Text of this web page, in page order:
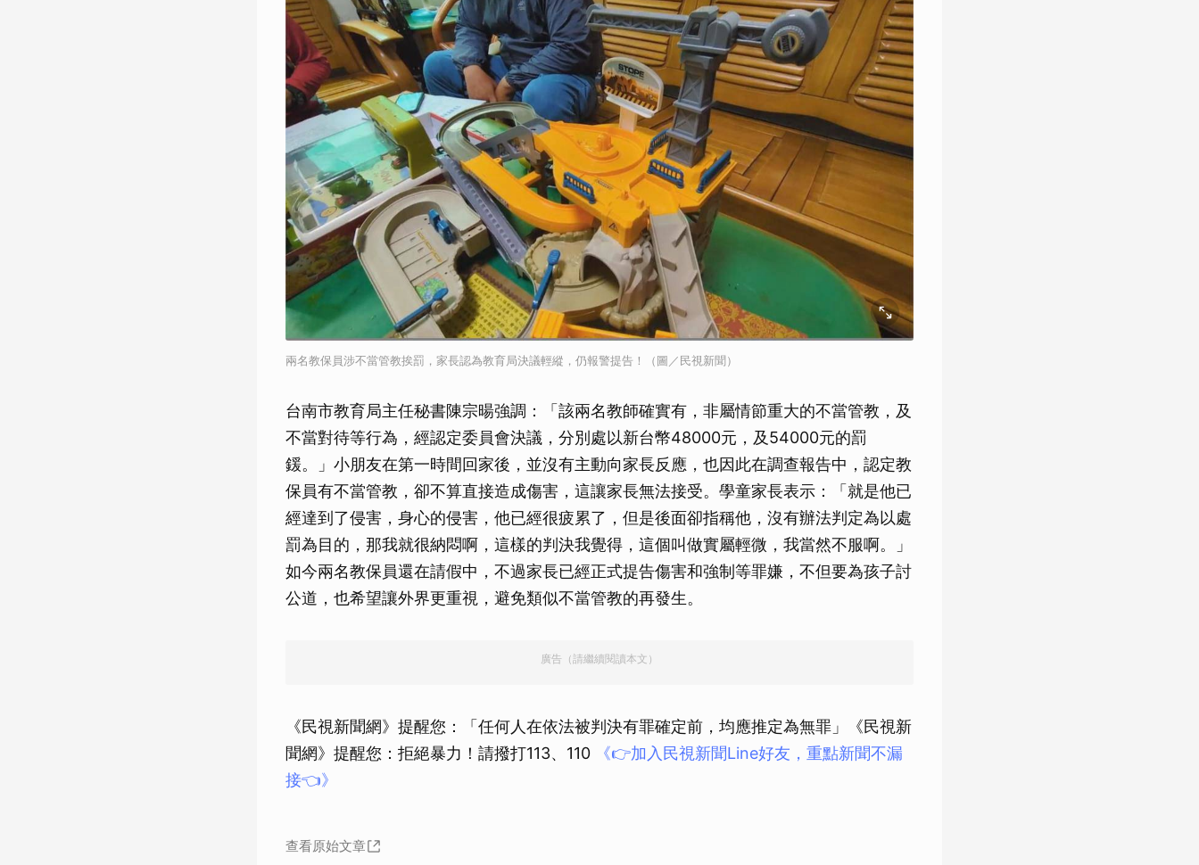
兩名教保員涉不當管教挨罰，家長認為教育局決議輕縱，仍報警提告！（圖／民視新聞）
台南市教育局主任秘書陳宗暘強調：「該兩名教師確實有，非屬情節重大的不當管教，及
不當對待等行為，經認定委員會決議，分別處以新台幣48000元，及54000元的罰
鍰。」小朋友在第一時間回家後，並沒有主動向家長反應，也因此在調查報告中，認定教
保員有不當管教，卻不算直接造成傷害，這讓家長無法接受。學童家長表示：「就是他已
經達到了侵害，身心的侵害，他已經很疲累了，但是後面卻指稱他，沒有辦法判定為以處
罰為目的，那我就很納悶啊，這樣的判決我覺得，這個叫做實屬輕微，我當然不服啊。」
如今兩名教保員還在請假中，不過家長已經正式提告傷害和強制等罪嫌，不但要為孩子討
公道，也希望讓外界更重視，避免類似不當管教的再發生。
廣告（請繼續閱讀本文）
《民視新聞網》提醒您：「任何人在依法被判決有罪確定前，均應推定為無罪」《民視新
聞網》提醒您：拒絕暴力！請撥打113、110
《👉加入民視新聞Line好友，重點新聞不漏
接👈》
查看原始文章
取消